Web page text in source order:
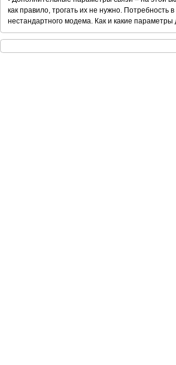
как правило, трогать их не нужно. Потребность
нестандартного модема. Как и какие